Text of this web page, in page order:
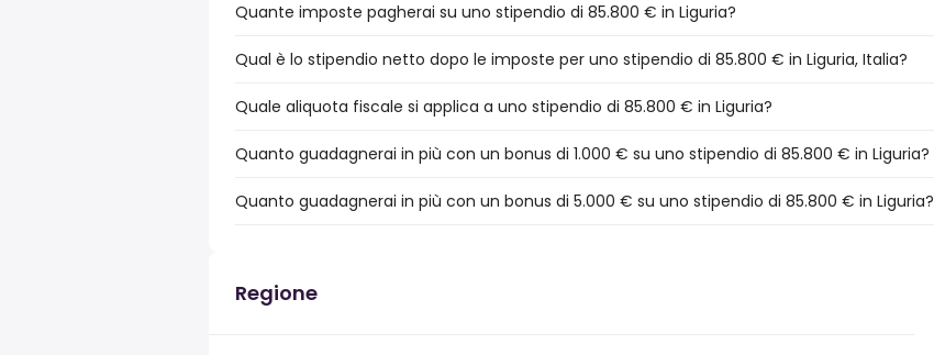
Quante imposte pagherai su uno stipendio di 85.800 € in Liguria?
Qual è lo stipendio netto dopo le imposte per uno stipendio di 85.800 € in Liguria, Italia?
Quale aliquota fiscale si applica a uno stipendio di 85.800 € in Liguria?
Quanto guadagnerai in più con un bonus di 1.000 € su uno stipendio di 85.800 € in Liguria?
Quanto guadagnerai in più con un bonus di 5.000 € su uno stipendio di 85.800 € in Liguria?
Regione